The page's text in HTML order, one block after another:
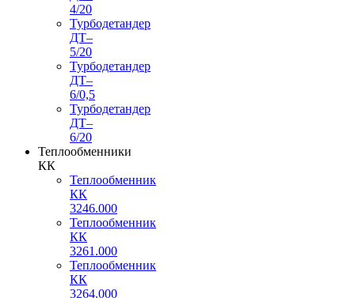
4/20
Турбодетандер
ДТ–
5/20
Турбодетандер
ДТ–
6/0,5
Турбодетандер
ДТ–
6/20
Теплообменники
КК
Теплообменник
КК
3246.000
Теплообменник
КК
3261.000
Теплообменник
КК
3264.000